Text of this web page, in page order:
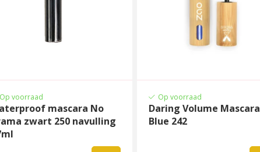
Op voorraad
mascara No
zwart 250 navulling
Op voorraad
Daring Volume Mascara
Blue 242